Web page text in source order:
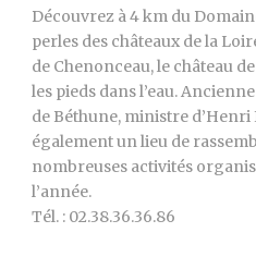
Découvrez à 4 km du
perles des châteaux de la
de Chenonceau, le château
les pieds dans l’eau.
de Béthune, ministre d’Henri
également un lieu de
nombreuses activités
l’année.
Tél. : 02.38.36.36.86